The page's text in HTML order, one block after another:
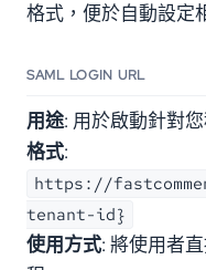
格式，便於自動設定
SAML LOGIN URL
用途: 用於啟動針對
格式:
https://
tenant-id}
使用方式: 將使用者